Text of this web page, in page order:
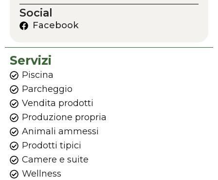
Social
Facebook
Servizi
Piscina
Parcheggio
Vendita prodotti
Produzione propria
Animali ammessi
Prodotti tipici
Camere e suite
Wellness